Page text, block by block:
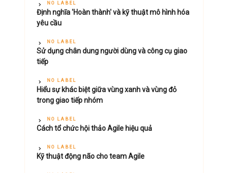
NO LABEL
Định nghĩa 'Hoàn thành' và kỹ thuật mô hình hóa
yêu cầu
NO LABEL
Sử dụng chân dung người dùng và công cụ giao
tiếp
NO LABEL
Hiểu sự khác biệt giữa vùng xanh và vùng đỏ
trong giao tiếp nhóm
NO LABEL
Cách tổ chức hội thảo Agile hiệu quả
NO LABEL
Kỹ thuật động não cho team Agile